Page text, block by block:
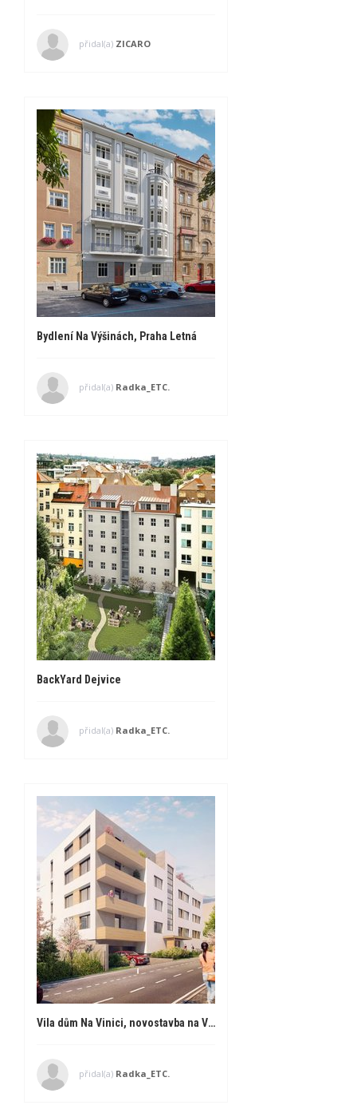
přidal(a) ZICARO
Bydlení Na Výšinách, Praha Letná
přidal(a) Radka_ETC.
BackYard Dejvice
přidal(a) Radka_ETC.
Vila dům Na Vinici, novostavba na Vinohradech z dílny PSN
přidal(a) Radka_ETC.